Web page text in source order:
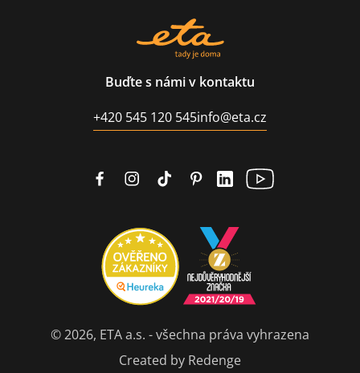
Buďte s námi v kontaktu
+420 545 120 545info@eta.cz
© 2026, ETA a.s. - všechna práva vyhrazena
Created by Redenge